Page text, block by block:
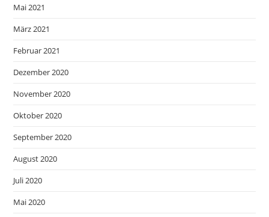
Mai 2021
März 2021
Februar 2021
Dezember 2020
November 2020
Oktober 2020
September 2020
August 2020
Juli 2020
Mai 2020